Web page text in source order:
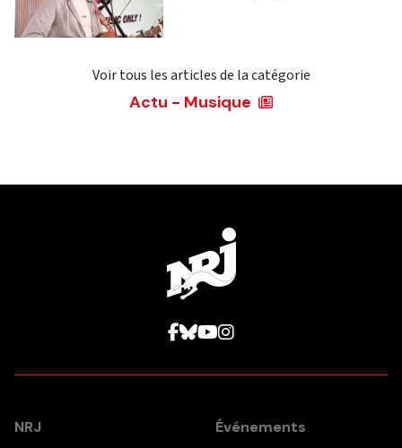
Voir tous les articles de la catégorie
Actu - Musique
NRJ Événements